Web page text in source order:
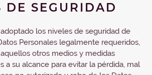
DE SEGURIDAD
adoptado los niveles de seguridad de
Personales legalmente requeridos,
otros medios y medidas
a su alcance para evitar la pérdida, mal